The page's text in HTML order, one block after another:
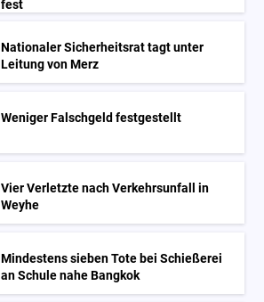
fest
Nationaler Sicherheitsrat tagt unter
Leitung von Merz
Weniger Falschgeld festgestellt
Vier Verletzte nach Verkehrsunfall in
Weyhe
Mindestens sieben Tote bei Schießerei
an Schule nahe Bangkok